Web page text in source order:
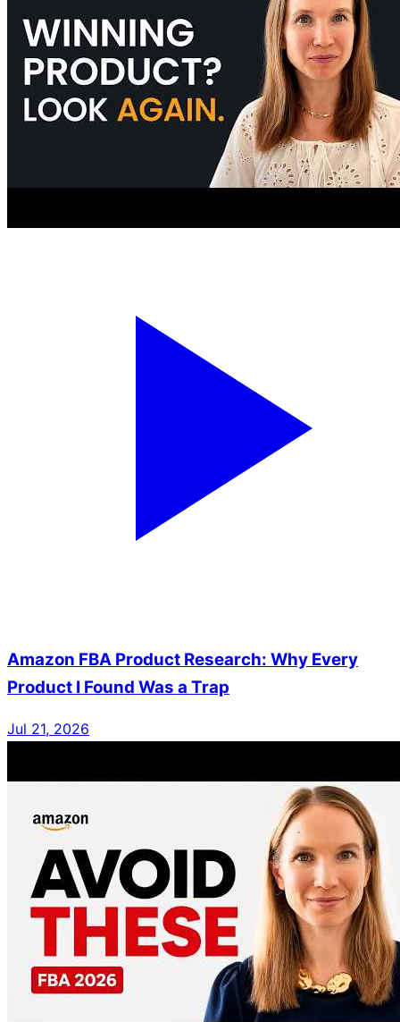
Amazon FBA Product Research: Why Every
Product I Found Was a Trap
Jul 21, 2026